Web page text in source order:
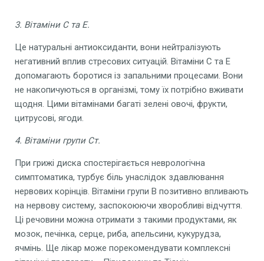
3. Вітаміни С та Е.
Це натуральні антиоксиданти, вони нейтралізують
негативний вплив стресових ситуацій. Вітаміни С та Е
допомагають боротися із запальними процесами. Вони
не накопичуються в організмі, тому їх потрібно вживати
щодня. Цими вітамінами багаті зелені овочі, фрукти,
цитрусові, ягоди.
4. Вітаміни групи Ст.
При грижі диска спостерігається неврологічна
симптоматика, турбує біль унаслідок здавлювання
нервових корінців. Вітаміни групи В позитивно впливають
на нервову систему, заспокоюючи хворобливі відчуття.
Ці речовини можна отримати з такими продуктами, як
мозок, печінка, серце, риба, апельсини, кукурудза,
ячмінь. Ще лікар може порекомендувати комплексні